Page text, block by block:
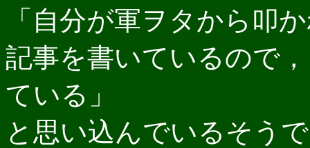
「自分が軍ヲタから叩
記事を書いているので
ている」
と思い込んでいるそう